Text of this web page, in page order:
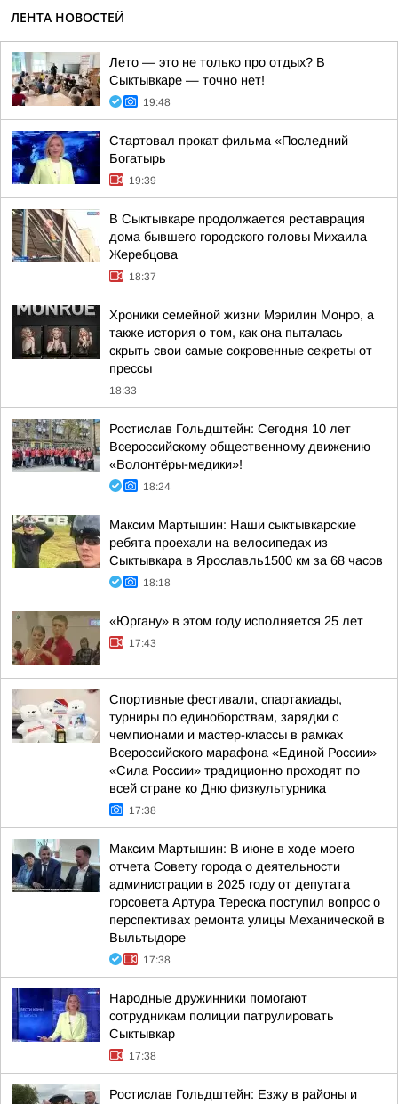
ЛЕНТА НОВОСТЕЙ
Лето — это не только про отдых? В
Сыктывкаре — точно нет!
19:48
Стартовал прокат фильма «Последний
Богатырь
19:39
В Сыктывкаре продолжается реставрация
дома бывшего городского головы Михаила
Жеребцова
18:37
Хроники семейной жизни Мэрилин Монро, а
также история о том, как она пыталась
скрыть свои самые сокровенные секреты от
прессы
18:33
Ростислав Гольдштейн: Сегодня 10 лет
Всероссийскому общественному движению
«Волонтёры-медики»!
18:24
Максим Мартышин: Наши сыктывкарские
ребята проехали на велосипедах из
Сыктывкара в Ярославль1500 км за 68 часов
18:18
«Юргану» в этом году исполняется 25 лет
17:43
Спортивные фестивали, спартакиады,
турниры по единоборствам, зарядки с
чемпионами и мастер-классы в рамках
Всероссийского марафона «Единой России»
«Сила России» традиционно проходят по
всей стране ко Дню физкультурника
17:38
Максим Мартышин: В июне в ходе моего
отчета Совету города о деятельности
администрации в 2025 году от депутата
горсовета Артура Тереска поступил вопрос о
перспективах ремонта улицы Механической в
Выльтыдоре
17:38
Народные дружинники помогают
сотрудникам полиции патрулировать
Сыктывкар
17:38
Ростислав Гольдштейн: Езжу в районы и